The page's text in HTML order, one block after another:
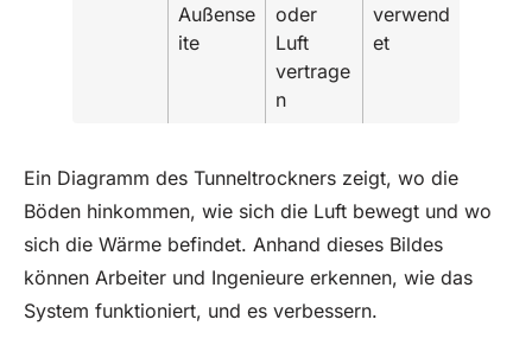
Außense
ite
oder
Luft
vertrage
n
verwend
et
Ein Diagramm des Tunneltrockners zeigt, wo die
Böden hinkommen, wie sich die Luft bewegt und wo
sich die Wärme befindet. Anhand dieses Bildes
können Arbeiter und Ingenieure erkennen, wie das
System funktioniert, und es verbessern.